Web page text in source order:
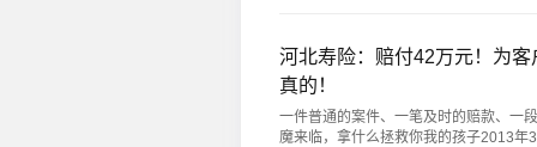
河北寿险：赔付42万元！为
真的！
一件普通的案件、一笔及时的赔款、
魔来临，拿什么拯救你我的孩子2013年